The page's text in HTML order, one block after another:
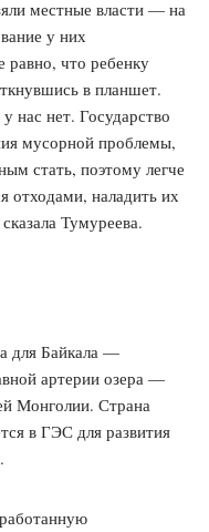
местные власти — на
у них
равно, что ребенку
в планшет.
нас нет. Государство
мусорной проблемы,
стать, поэтому легче
отходами, наладить их
Тумуреева.
для Байкала —
артерии озера —
Монголии. Страна
в ГЭС для развития